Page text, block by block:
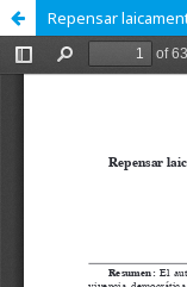
Repensar